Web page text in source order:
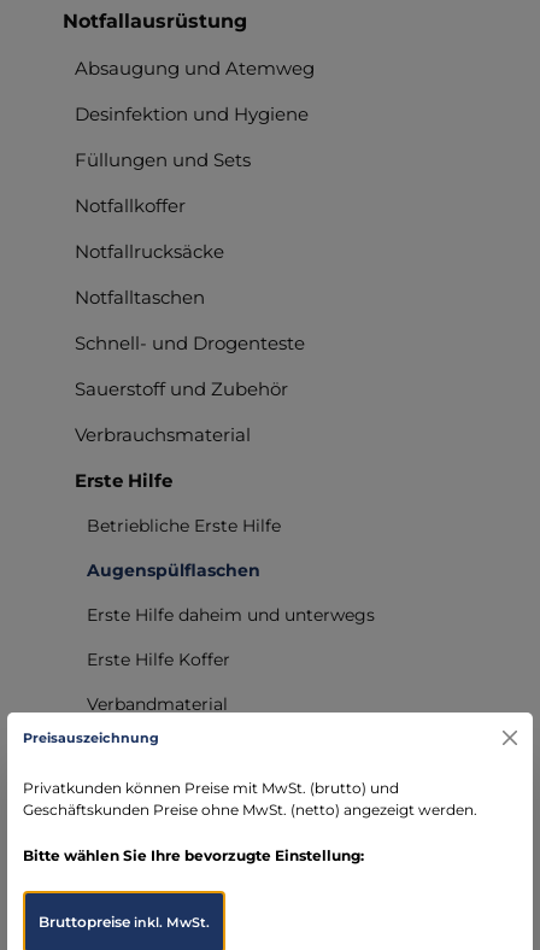
Notfallausrüstung
Absaugung und Atemweg
Desinfektion und Hygiene
Füllungen und Sets
Notfallkoffer
Notfallrucksäcke
Notfalltaschen
Schnell- und Drogenteste
Sauerstoff und Zubehör
Verbrauchsmaterial
Erste Hilfe
Betriebliche Erste Hilfe
Augenspülflaschen
Erste Hilfe daheim und unterwegs
Erste Hilfe Koffer
Verbandmaterial
Pflaster und Heftpflaster
Verbandkästen und Schränke
TAC MED
Preisauszeichnung
Privatkunden können Preise mit MwSt. (brutto) und
Geschäftskunden Preise ohne MwSt. (netto) angezeigt werden.
Bitte wählen Sie Ihre bevorzugte Einstellung:
Bruttopreiseinkl. MwSt.